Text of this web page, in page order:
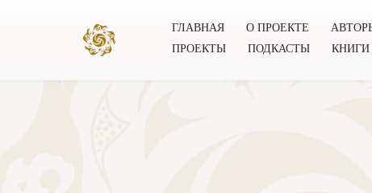
ГЛАВНАЯ О ПРОЕКТЕ
ПРОЕКТЫ
ПОДКАСТЫ КНИГИ